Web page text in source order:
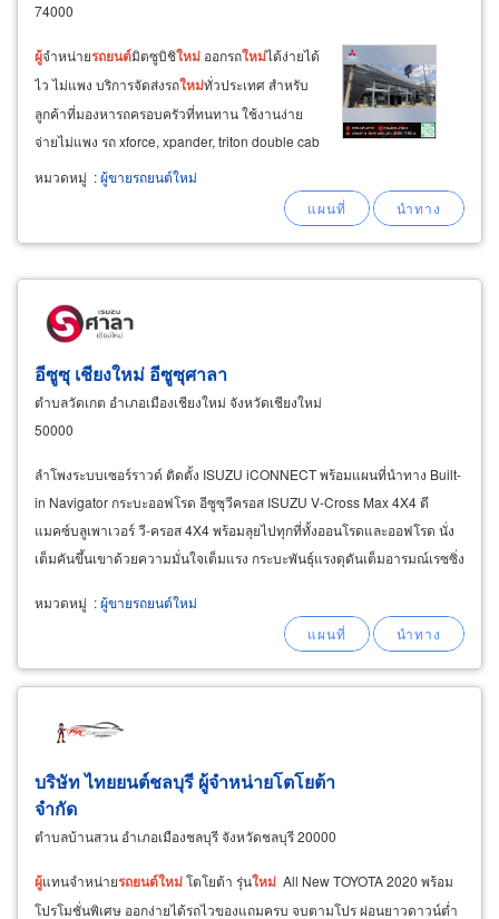
74000
ผู้จำหน่ายรถยนต์มิตซูบิชิใหม่ ออกรถใหม่ได้ง่ายได้
ไว ไม่แพง บริการจัดส่งรถใหม่ทั่วประเทศ สำหรับ
ลูกค้าที่มองหารถครอบครัวที่ทนทาน ใช้งานง่าย
จ่ายไม่แพง รถ xforce, xpander, triton double cab
4x2 สำหรับ
ผู้ ที่ต้องการรถใช้งาน on-road และใช้
งาน off-road ในชีวิตประจำวันและขับเที่ยว triton
หมวดหมู่ :ผู้ขายรถยนต์ใหม่
อีซูซุ เชียงใหม่ อีซูซุศาลา
ตำบลวัดเกต อำเภอเมืองเชียงใหม่ จังหวัดเชียงใหม่
50000
ลำโพงระบบเซอร์ราวด์ ติดตั้ง ISUZU iCONNECT พร้อมแผนที่นำทาง Built-
in Navigator กระบะออฟโรด อีซูซุวีครอส ISUZU V-Cross Max 4X4 ดี
แมคซ์บลูเพาเวอร์ วี-ครอส 4X4 พร้อมลุยไปทุกที่ทั้งออนโรดและออฟโรด นั่ง
เต็มคันขึ้นเขาด้วยความมั่นใจเต็มแรง กระบะพันธุ์แรงดุดันเต็มอารมณ์เรซซิ่ง
หมวดหมู่ :ผู้ขายรถยนต์ใหม่
บริษัท ไทยยนต์ชลบุรี ผู้จำหน่ายโตโยต้า
จำกัด
ตำบลบ้านสวน อำเภอเมืองชลบุรี จังหวัดชลบุรี 20000
ผู้แทนจำหน่ายรถยนต์ใหม่โตโยต้า รุ่นใหม่ All New TOYOTA 2020 พร้อม
โปรโมชั่นพิเศษ ออกง่ายได้รถไวของแถมครบ จบตามโปร ผ่อนยาวดาวน์ต่ำ